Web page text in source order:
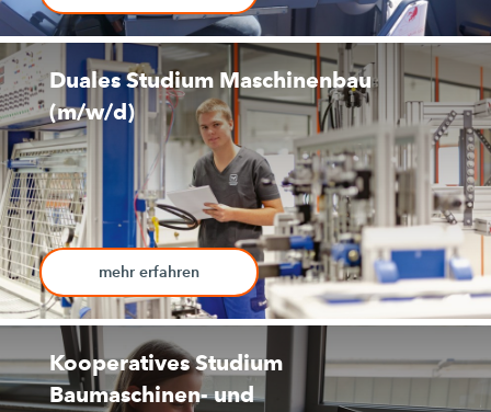
Duales Studium Maschinenbau
(m/w/d)
mehr erfahren
Kooperatives Studium
Baumaschinen- und